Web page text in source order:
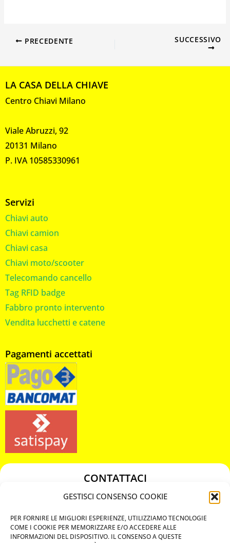
GESTISCI CONSENSO COOKIE
PER FORNIRE LE MIGLIORI ESPERIENZE, UTILIZZIAMO TECNOLOGIE
COME I COOKIE PER MEMORIZZARE E/O ACCEDERE ALLE
INFORMAZIONI DEL DISPOSITIVO. IL CONSENSO A QUESTE
PRECEDENTE SUCCESSIVO
LA CASA DELLA CHIAVE
Centro Chiavi Milano
Viale Abruzzi, 92
20131 Milano
P. IVA 10585330961
Servizi
Chiavi auto
Chiavi camion
Chiavi casa
Chiavi moto/scooter
Telecomando cancello
Tag RFID badge
Fabbro pronto intervento
Vendita lucchetti e catene
Pagamenti accettati
CONTATTACI
349 3863811
chiavicodificate@gmail.com